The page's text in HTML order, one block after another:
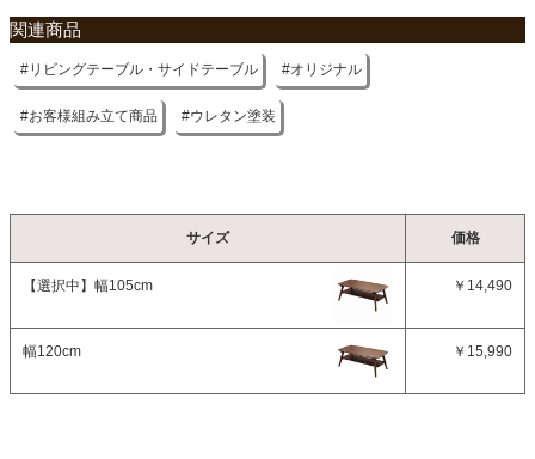
関連商品
リビングテーブル・サイドテーブル オリジナル
お客様組み立て商品 ウレタン塗装
サイズ 価格
【選択中】 幅105cm ￥14,490
幅120cm ￥15,990